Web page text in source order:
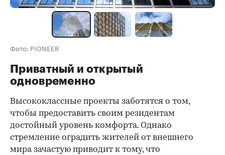
Фото: PIONEER
Приватный и открытый
одновременно
Высококлассные проекты заботятся о том,
чтобы предоставить своим резидентам
достойный уровень комфорта. Однако
стремление оградить жителей от внешнего
мира зачастую приводит к тому, что